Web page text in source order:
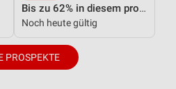
Bis zu 62% in diesem prospekt
Noch heute gültig
PROSPEKTE